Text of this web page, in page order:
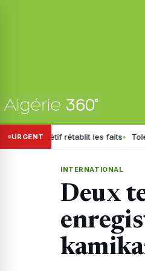
URGENT
Sétif rétablit les faits Tolérance
INTERNATIONAL
Deux